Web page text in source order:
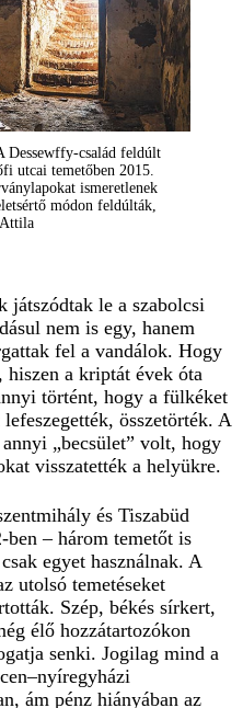
Dessewffy-család feldúlt
utcai temetőben 2015.
ismeretlenek
módon feldúlták,
játszódtak le a szabolcsi
nem is egy, hanem
fel a vandálok. Hogy
a kriptát évek óta
történt, hogy a fülkéket
összetörték. A
„becsület” volt, hogy
visszatették a helyükre.
és Tiszabüd
ben – három temetőt is
egyet használnak. A
utolsó temetéseket
Szép, békés sírkert,
élő hozzátartozókon
senki. Jogilag mind a
ám pénz hiányában az